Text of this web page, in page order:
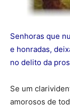
Senhoras que
e honradas,
no delito da
Se um
amorosos de